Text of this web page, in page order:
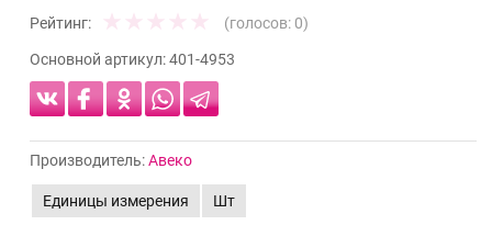
Рейтинг: (голосов: 0)
Основной артикул:401-4953
Производитель:Авеко
Единицы измерения Шт